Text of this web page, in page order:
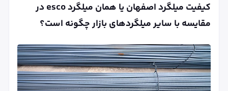
کیفیت میلگرد اصفهان یا همان میلگرد esco در
مقایسه با سایر میلگردهای بازار چگونه است؟